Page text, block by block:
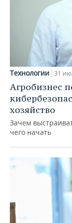
Технологии 31
Агробизнес
хозяйство
Зачем
чего начать